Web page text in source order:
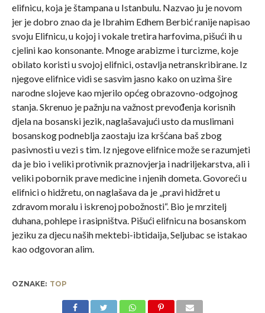
elifnicu, koja je štampana u Istanbulu. Nazvao ju je novom
jer je dobro znao da je Ibrahim Edhem Berbić ranije napisao
svoju Elifnicu, u kojoj i vokale tretira harfovima, pišući ih u
cjelini kao konsonante. Mnoge arabizme i turcizme, koje
obilato koristi u svojoj elifnici, ostavlja netranskribirane. Iz
njegove elifnice vidi se sasvim jasno kako on uzima šire
narodne slojeve kao mjerilo općeg obrazovno-odgojnog
stanja. Skrenuo je pažnju na važnost prevođenja korisnih
djela na bosanski jezik, naglašavajući usto da muslimani
bosanskog podneblja zaostaju iza kršćana baš zbog
pasivnosti u vezi s tim. Iz njegove elifnice može se razumjeti
da je bio i veliki protivnik praznovjerja i nadriljekarstva, ali i
veliki pobornik prave medicine i njenih dometa. Govoreći u
elifnici o hidžretu, on naglašava da je „pravi hidžret u
zdravom moralu i iskrenoj pobožnosti“. Bio je mrzitelj
duhana, pohlepe i rasipništva. Pišući elifnicu na bosanskom
jeziku za djecu naših mektebi-ibtidaija, Seljubac se istakao
kao odgovoran alim.
OZNAKE: TOP